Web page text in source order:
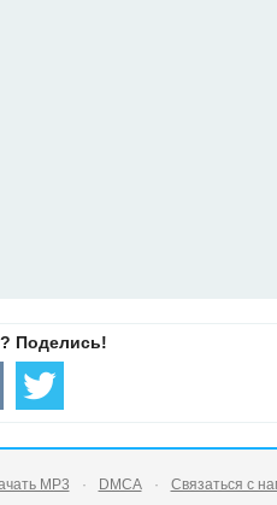
MP3 DMCA
Связаться с